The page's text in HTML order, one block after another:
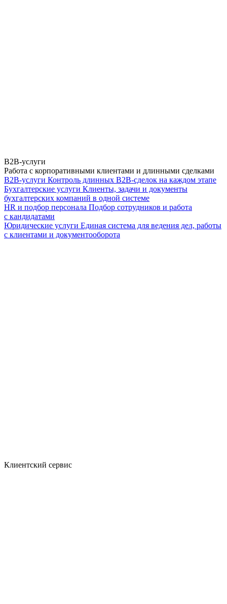
B2B-услуги
Работа с корпоративными клиентами и длинными сделками
B2B-услуги Контроль длинных B2B-сделок на каждом этапе
Бухгалтерские услуги Клиенты, задачи и документы
бухгалтерских компаний в одной системе
HR и подбор персонала Подбор сотрудников и работа
с кандидатами
Юридические услуги Единая система для ведения дел, работы
с клиентами и документооборота
Клиентский сервис